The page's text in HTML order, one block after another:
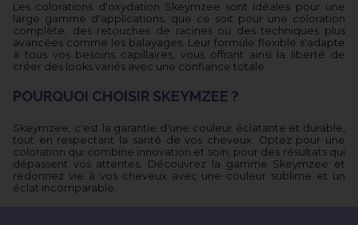
Les colorations d'oxydation Skeymzee sont idéales pour une
large gamme d'applications, que ce soit pour une coloration
complète, des retouches de racines ou des techniques plus
avancées comme les balayages. Leur formule flexible s'adapte
à tous vos besoins capillaires, vous offrant ainsi la liberté de
créer des looks variés avec une confiance totale.
POURQUOI CHOISIR SKEYMZEE ?
Skeymzee, c'est la garantie d'une couleur éclatante et durable,
tout en respectant la santé de vos cheveux. Optez pour une
coloration qui combine innovation et soin, pour des résultats qui
dépassent vos attentes. Découvrez la gamme Skeymzee et
redonnez vie à vos cheveux avec une couleur sublime et un
éclat incomparable.